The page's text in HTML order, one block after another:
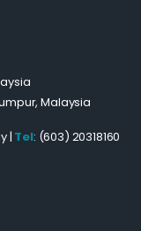
Malaysia
| Tel: (603) 20318160